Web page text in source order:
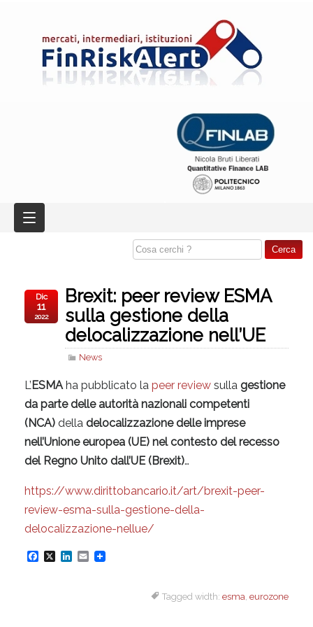
Brexit: peer review ESMA
sulla gestione della
delocalizzazione nell’UE
News
Dic
11
2022
L’ESMA ha pubblicato la peer review sulla gestione
da parte delle autorità nazionali competenti
(NCA) della delocalizzazione delle imprese
nell’Unione europea (UE) nel contesto del recesso
del Regno Unito dall’UE (Brexit)…
https://www.dirittobancario.it/art/brexit-peer-
review-esma-sulla-gestione-della-
delocalizzazione-nellue/
F
X
L
E
Tagged width: esma eurozone